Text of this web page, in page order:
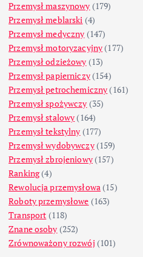
Przemysł maszynowy (179)
Przemysł meblarski (4)
Przemysł medyczny (147)
Przemysł motoryzacyjny (177)
Przemysł odzieżowy (13)
Przemysł papierniczy(154)
Przemysł petrochemiczny (161)
Przemysł spożywczy (35)
Przemysł stalowy (164)
Przemysł tekstylny (177)
Przemysł wydobywczy(159)
Przemysł zbrojeniowy(157)
Ranking(4)
Rewolucja przemysłowa (15)
Roboty przemysłowe (163)
Transport (118)
Znane osoby (252)
Zrównoważony rozwój (101)